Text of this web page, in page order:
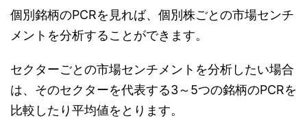
個別銘柄のPCRを見れば、個別株ごとの市場センチ
メントを分析することができます。
セクターごとの市場センチメントを分析したい場合
は、そのセクターを代表する3～5つの銘柄のPCRを
比較したり平均値をとります。